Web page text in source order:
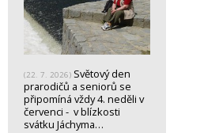
(22. 7. 2026) Světový den
prarodičů a seniorů se
připomíná vždy 4. neděli v
červenci - v blízkosti
svátku Jáchyma…